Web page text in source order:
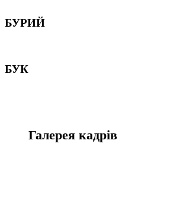
БУРИЙ
БУК
Галерея кадрів